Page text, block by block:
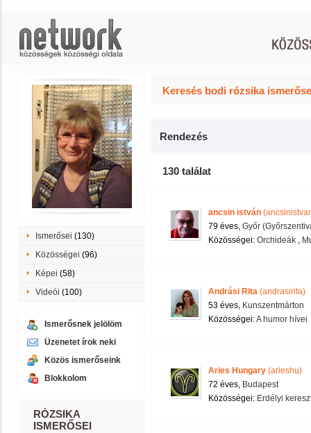
Ismerősei (130)
Közösségei (96)
Képei (58)
Videói (100)
Ismerősnek jelölöm
Üzenetet írok neki
Közös ismerőseink
Blokkolom
RÓZSIKA
ISMERŐSEI
Keresés bodi rózsika
Rendezés
130 találat
ancsin istván
79 éves, Győr
Közösségei: Orchideák ,
Andrási Rita (andrasirita)
53 éves, Kunszentmárton
Közösségei:A humor hívei
Aries Hungary (arieshu)
72 éves, Budapest
Közösségei: Erdélyi